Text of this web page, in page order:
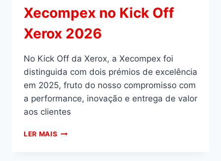
Xecompex no Kick Off
Xerox 2026
No Kick Off da Xerox, a Xecompex foi
distinguida com dois prémios de excelência
em 2025, fruto do nosso compromisso com
a performance, inovação e entrega de valor
aos clientes
LER MAIS